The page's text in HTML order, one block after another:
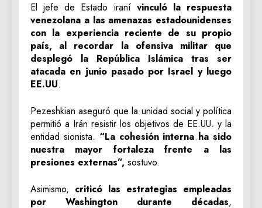
El jefe de Estado iraní vinculó la respuesta
venezolana a las amenazas estadounidenses
con la experiencia reciente de su propio
país, al recordar la ofensiva militar que
desplegó la República Islámica tras ser
atacada en junio pasado por Israel y luego
EE.UU.
Pezeshkian aseguró que la unidad social y política
permitió a Irán resistir los objetivos de EE.UU. y la
entidad sionista. “La cohesión interna ha sido
nuestra mayor fortaleza frente a las
presiones externas”, sostuvo.
Asimismo, criticó las estrategias empleadas
por Washington durante décadas,